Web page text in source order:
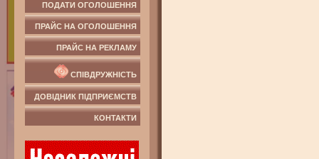
ПОДАТИ ОГОЛОШЕННЯ
ПРАЙС НА ОГОЛОШЕННЯ
ПРАЙС НА РЕКЛАМУ
СПІВДРУЖНІСТЬ
ДОВІДНИК ПІДПРИЄМСТВ
КОНТАКТИ